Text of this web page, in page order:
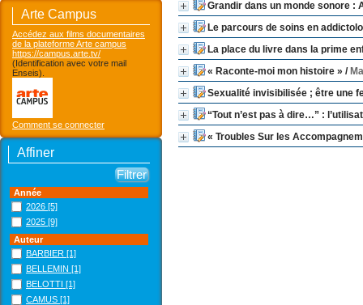
Arte Campus
Accédez aux films documentaires
de la plateforme Arte campus
https://campus.arte.tv/
(Identification avec votre mail
Enseis).
Comment se connecter
Affiner
Année
2026 [5]
2025 [9]
Auteur
BARBIER [1]
BELLEMIN [1]
BELOTTI [1]
CAMUS [1]
Grandir dans un monde sonore :
Le parcours de soins en
La place du livre dans la prime
« Raconte-moi mon histoire » /
Sexualité invisibilisée ; être une
“Tout n’est pas à dire…” :
« Troubles Sur les